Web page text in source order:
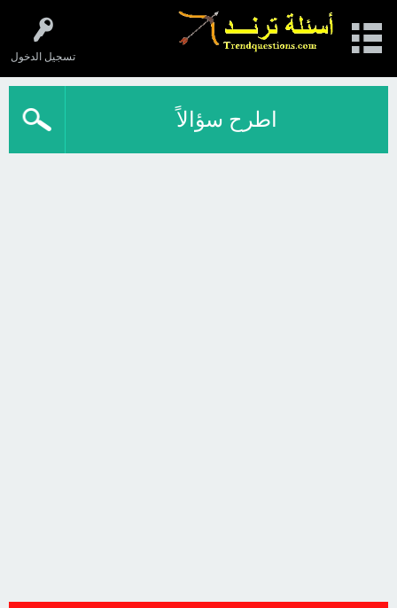
تسجيل الدخول
اطرح سؤالاً